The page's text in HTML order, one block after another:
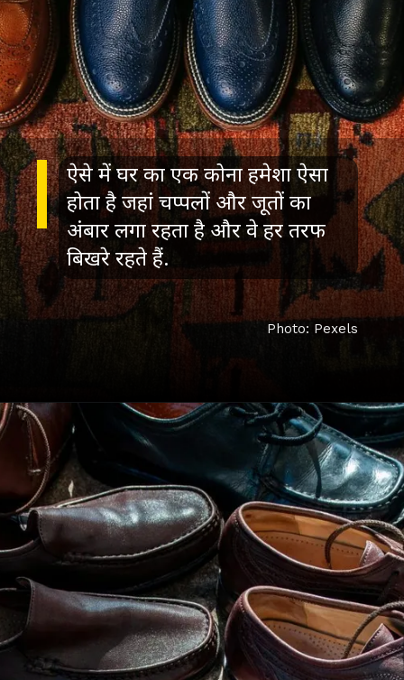
ऐसे में घर का एक कोना हमेशा ऐसा
होता है जहां चप्पलों और जूतों का
अंबार लगा रहता है और वे हर तरफ
बिखरे रहते हैं.
Photo: Pexels